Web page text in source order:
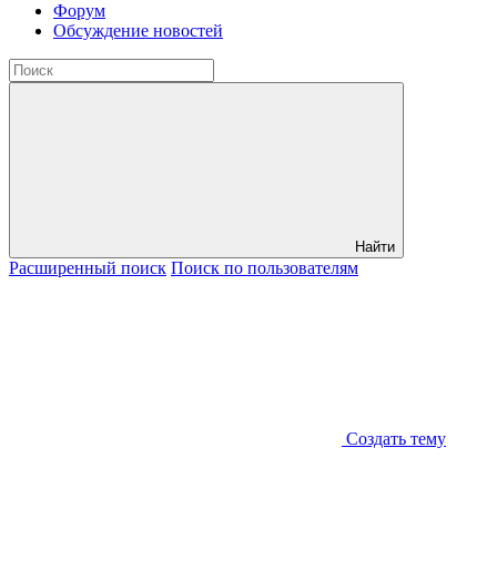
Форум
Обсуждение новостей
Найти
Расширенный поиск Поиск по пользователям
Создать тему